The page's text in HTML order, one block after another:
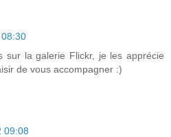
sur la galerie Flickr, je les apprécie
de vous accompagner :)
09:08